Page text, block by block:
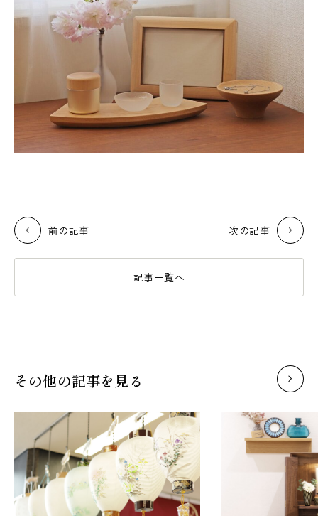
前の記事 次の記事
記事一覧へ
その他の記事を見る